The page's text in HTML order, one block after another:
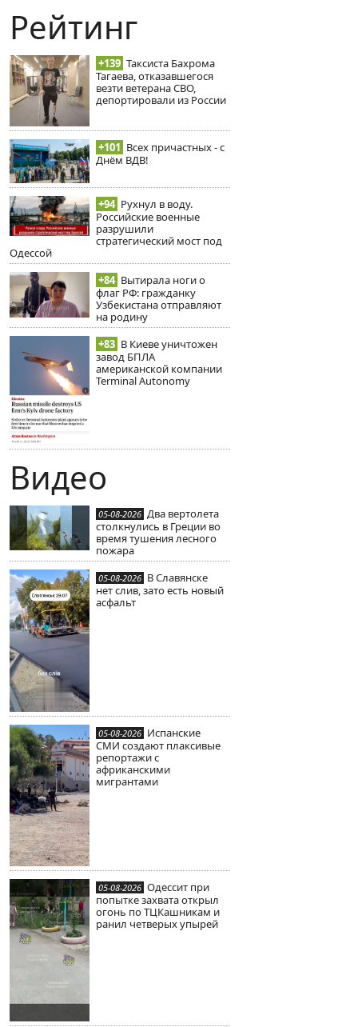
Рейтинг
+139 Таксиста Бахрома
Тагаева, отказавшегося
везти ветерана СВО,
депортировали из России
+101 Всех причастных - с
Днём ВДВ!
+94 Рухнул в воду.
Российские военные
разрушили
стратегический мост под
Одессой
+84 Вытирала ноги о
флаг РФ: гражданку
Узбекистана отправляют
на родину
+83 В Киеве уничтожен
завод БПЛА
американской компании
Terminal Autonomy
Видео
05-08-2026 Два вертолета
столкнулись в Греции во
время тушения лесного
пожара
05-08-2026 В Славянске
нет слив, зато есть новый
асфальт
05-08-2026 Испанские
СМИ создают плаксивые
репортажи с
африканскими
мигрантами
05-08-2026 Одессит при
попытке захвата открыл
огонь по ТЦКашникам и
ранил четверых упырей